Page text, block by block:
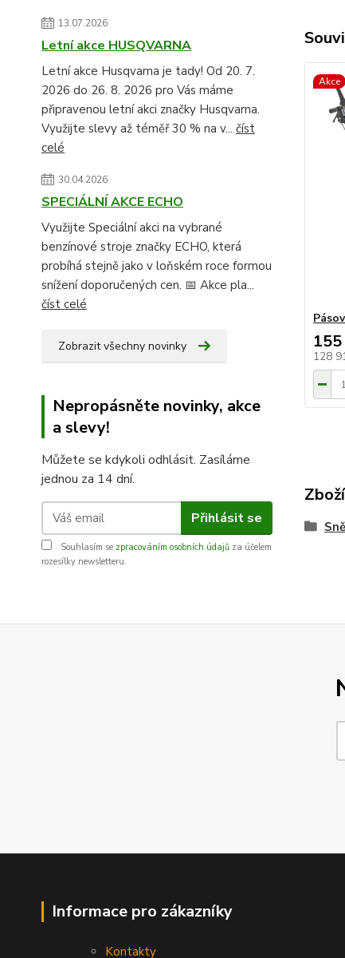
13.07.2026
Letní akce HUSQVARNA
Letní akce Husqvarna je tady! Od 20. 7.
2026 do 26. 8. 2026 pro Vás máme
připravenou letní akci značky Husqvarna.
Využijte slevy až téměř 30 % na v... číst
celé
30.04.2026
SPECIÁLNÍ AKCE ECHO
Využijte Speciální akci na vybrané
benzínové stroje značky ECHO, která
probíhá stejně jako v loňském roce formou
snížení doporučených cen. 📅 Akce pla...
číst celé
Zobrazit všechny novinky
Nepropásněte novinky, akce
a slevy!
Můžete se kdykoli odhlásit. Zasíláme
jednou za 14 dní.
Přihlásit se
Souhlasím se zpracováním osobních údajů za účelem
rozesílky newsletteru.
Akce
128
Informace pro zákazníky
Kontakty